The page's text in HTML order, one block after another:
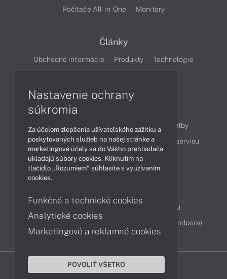
Počítače All-in-One
Monitory
Články
Obchodné informácie Produkty
Technológie
Ako nakupovať
Možnosti doručenia a platby
Podpora a servis
Servisné služby Cenník servisu
Kontakty
Reklamácia tovaru
Diagnostiky online
TeamViewer (vzdialená podpora)
Nastavenie ochrany
súkromia
Za účelom zlepšenia užívateľského zážitku a
poskytovaných služieb na našej stránke a
marketingové účely sa do Vášho prehliadača
ukladajú súbory cookies. Kliknutím na
tlačidlo „Rozumiem“ súhlasíte s využívaním
cookies.
Funkčné a technické cookies
Analytické cookies
Marketingové a reklamné cookies
POVOLIŤ VŠETKO